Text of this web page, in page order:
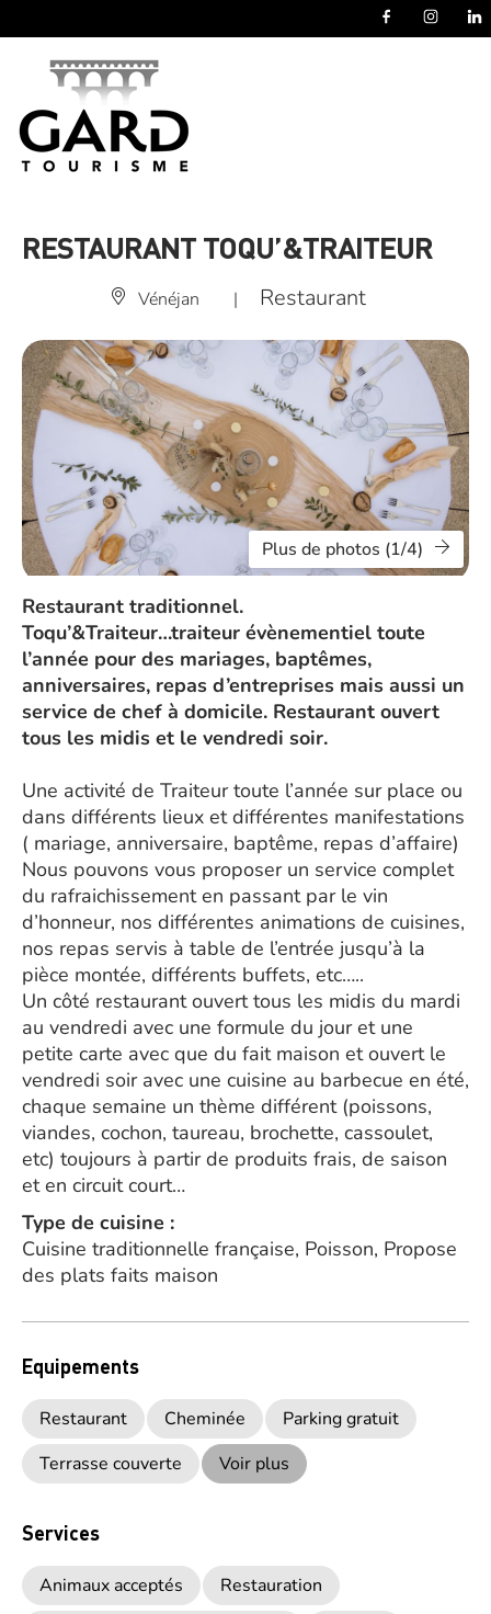
RESTAURANT TOQU’&TRAITEUR
Vénéjan | Restaurant
Plus de photos (1/4)
Restaurant traditionnel.
Toqu’&Traiteur…traiteur évènementiel toute
l’année pour des mariages, baptêmes,
anniversaires, repas d’entreprises mais aussi un
service de chef à domicile. Restaurant ouvert
tous les midis et le vendredi soir.
Une activité de Traiteur toute l’année sur place ou
dans différents lieux et différentes manifestations
( mariage, anniversaire, baptême, repas d’affaire)
Nous pouvons vous proposer un service complet
du rafraichissement en passant par le vin
d’honneur, nos différentes animations de cuisines,
nos repas servis à table de l’entrée jusqu’à la
pièce montée, différents buffets, etc…..
Un côté restaurant ouvert tous les midis du mardi
au vendredi avec une formule du jour et une
petite carte avec que du fait maison et ouvert le
vendredi soir avec une cuisine au barbecue en été,
chaque semaine un thème différent (poissons,
viandes, cochon, taureau, brochette, cassoulet,
etc) toujours à partir de produits frais, de saison
et en circuit court…
Type de cuisine :
Cuisine traditionnelle française, Poisson, Propose
des plats faits maison
Equipements
Restaurant Cheminée
Parking gratuit
Terrasse couverte
Voir plus
Services
Animaux acceptés
Restauration